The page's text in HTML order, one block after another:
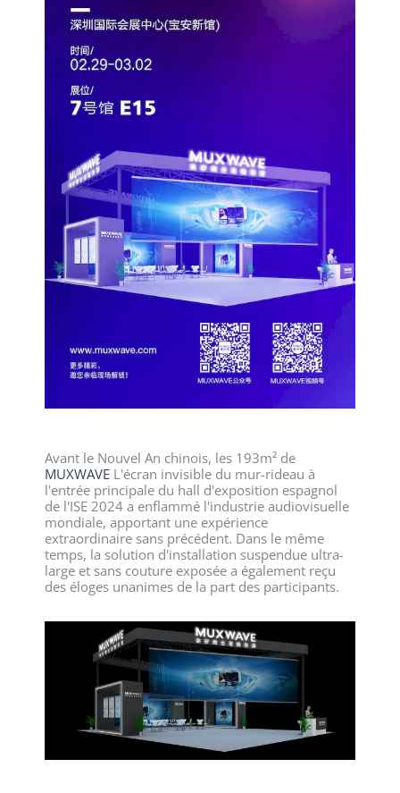
Avant le Nouvel An chinois, les 193m² de
MUXWAVE L'écran invisible du mur-rideau à
l'entrée principale du hall d'exposition espagnol
de l'ISE 2024 a enflammé l'industrie audiovisuelle
mondiale, apportant une expérience
extraordinaire sans précédent. Dans le même
temps, la solution d'installation suspendue ultra-
large et sans couture exposée a également reçu
des éloges unanimes de la part des participants.